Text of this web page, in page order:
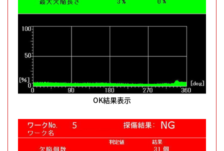
OK結果表示